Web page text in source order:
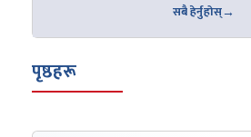
सबै हेर्नुहोस्
पृष्ठहरू